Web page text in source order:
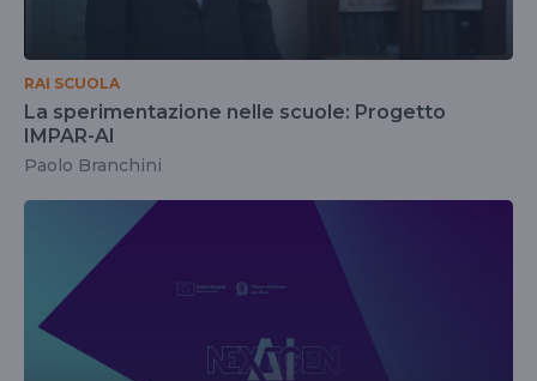
RAI SCUOLA
La sperimentazione nelle scuole: Progetto
IMPAR-AI
Paolo Branchini